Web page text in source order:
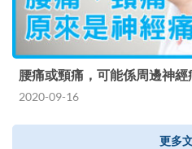
腰痛或頸痛，可能係周邊神經
2020-09-16
更多